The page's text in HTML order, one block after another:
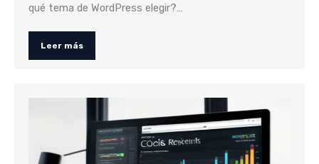
qué tema de WordPress elegir?…
Leer más